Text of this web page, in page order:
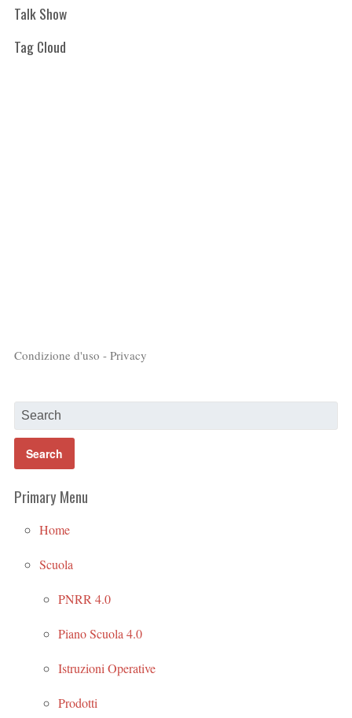
Talk Show
Tag Cloud
Condizione d'uso - Privacy
Primary Menu
Home
Scuola
PNRR 4.0
Piano Scuola 4.0
Istruzioni Operative
Prodotti